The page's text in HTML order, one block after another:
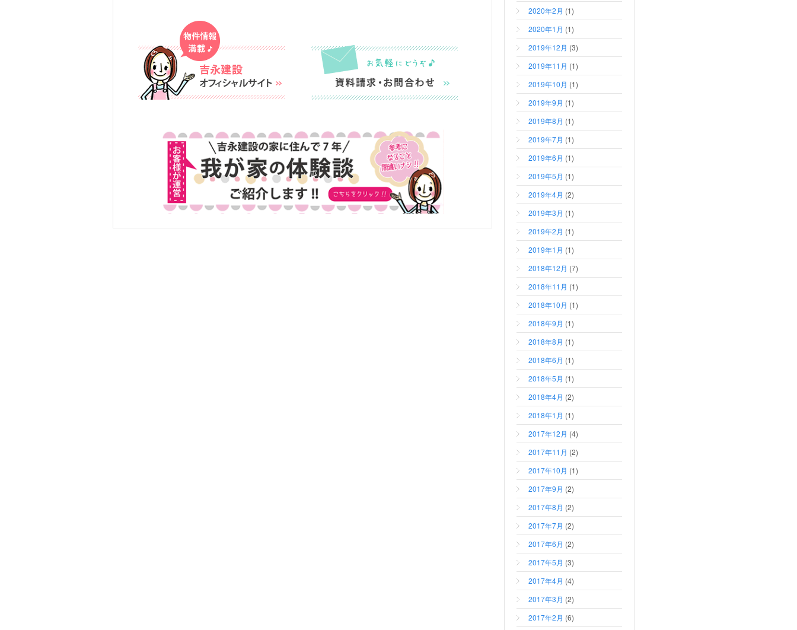
2020年2月 (1)
2020年1月 (1)
2019年12月 (3)
2019年11月 (1)
2019年10月 (1)
2019年9月 (1)
2019年8月 (1)
2019年7月 (1)
2019年6月 (1)
2019年5月 (1)
2019年4月 (2)
2019年3月 (1)
2019年2月 (1)
2019年1月 (1)
2018年12月 (7)
2018年11月 (1)
2018年10月 (1)
2018年9月 (1)
2018年8月 (1)
2018年6月 (1)
2018年5月 (1)
2018年4月 (2)
2018年1月 (1)
2017年12月 (4)
2017年11月 (2)
2017年10月 (1)
2017年9月 (2)
2017年8月 (2)
2017年7月 (2)
2017年6月 (2)
2017年5月 (3)
2017年4月 (4)
2017年3月 (2)
2017年2月 (6)